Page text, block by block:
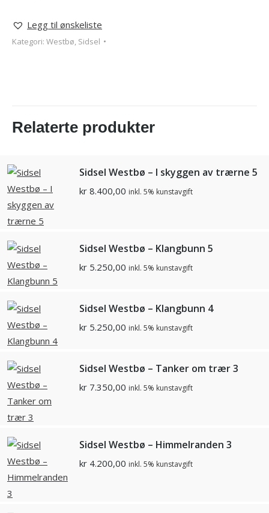
Legg til ønskeliste
Kategori: Westbø, Sidsel
Relaterte produkter
Sidsel Westbø – I skyggen av trærne 5
kr 8.400,00 inkl. 5% kunstavgift
Sidsel Westbø – Klangbunn 5
kr 5.250,00 inkl. 5% kunstavgift
Sidsel Westbø – Klangbunn 4
kr 5.250,00 inkl. 5% kunstavgift
Sidsel Westbø – Tanker om trær 3
kr 7.350,00 inkl. 5% kunstavgift
Sidsel Westbø – Himmelranden 3
kr 4.200,00 inkl. 5% kunstavgift